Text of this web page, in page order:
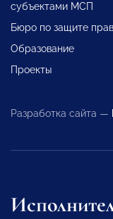
субъектами МСП
Бюро по защите
Образование
Проекты
Разработка сайта —